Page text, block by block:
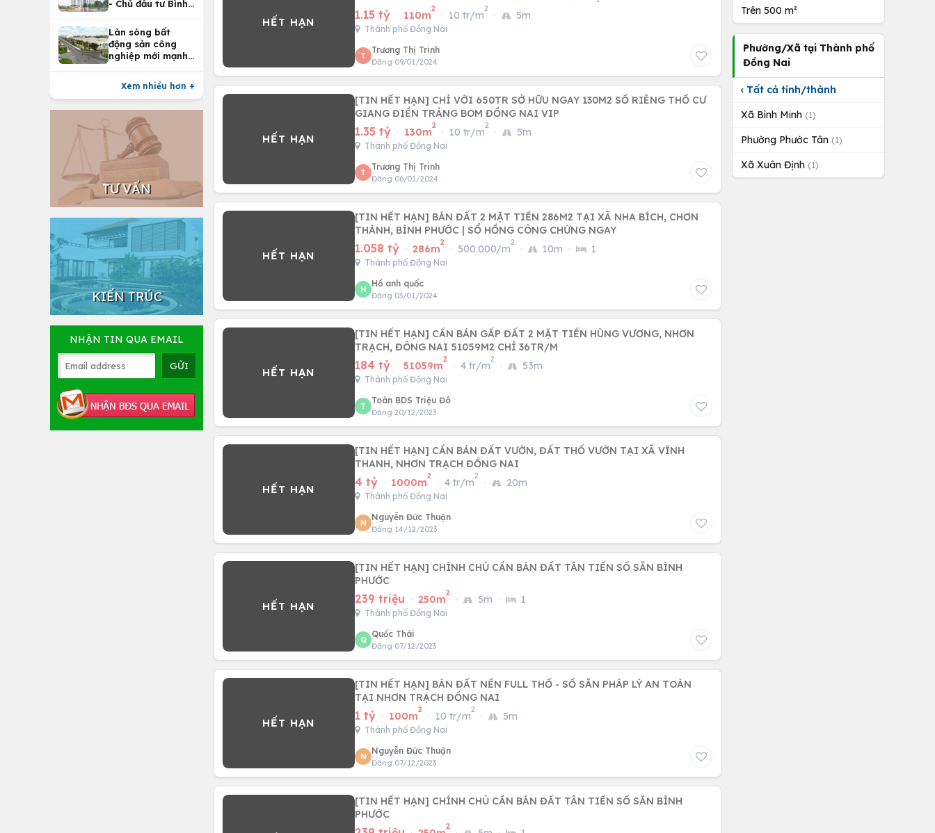
- Chủ đầu tư Bình
Làn sóng bất
động sản công
nghiệp mới mạnh
Xem nhiều hơn +
TƯ VẤN
KIẾN TRÚC
NHẬN TIN QUA EMAIL
1.15 tỷ · 110m
2
· 10 tr/m
2
· 5m
Thành phố Đồng Nai
T
Trương Thị Trinh
Đăng 09/01/2024
[TIN HẾT HẠN] CHỈ VỚI 650TR SỞ HỮU NGAY 130M2 SỔ RIÊNG THỔ CƯ
GIANG ĐIỀN TRẢNG BOM ĐỒNG NAI VIP
1.35 tỷ · 130m
2
· 10 tr/m
2
· 5m
Thành phố Đồng Nai
T
Trương Thị Trinh
Đăng 06/01/2024
[TIN HẾT HẠN] BÁN ĐẤT 2 MẶT TIỀN 286M2 TẠI XÃ NHA BÍCH, CHƠN
THÀNH, BÌNH PHƯỚC | SỔ HỒNG CÔNG CHỨNG NGAY
1.058 tỷ · 286m
2
· 500.000/m
2
· 10m · 1
Thành phố Đồng Nai
H
Hồ anh quốc
Đăng 03/01/2024
[TIN HẾT HẠN] CẦN BÁN GẤP ĐẤT 2 MẶT TIỀN HÙNG VƯƠNG, NHƠN
TRẠCH, ĐÔNG NAI 51059M2 CHỈ 36TR/M
184 tỷ · 51059m
2
· 4 tr/m
2
· 53m
Thành phố Đồng Nai
T
Toàn BDS Triệu Đô
Đăng 20/12/2023
[TIN HẾT HẠN] CẦN BÁN ĐẤT VƯỜN, ĐẤT THỔ VƯỜN TẠI XÃ VĨNH
THANH, NHƠN TRẠCH ĐỒNG NAI
4 tỷ · 1000m
2
· 4 tr/m
2
· 20m
Thành phố Đồng Nai
N
Nguyễn Đức Thuận
Đăng 14/12/2023
[TIN HẾT HẠN] CHÍNH CHỦ CẦN BÁN ĐẤT TÂN TIẾN SỔ SẴN BÌNH
PHƯỚC
239 triệu · 250m
2
· 5m · 1
Thành phố Đồng Nai
Q
Quốc Thái
Đăng 07/12/2023
[TIN HẾT HẠN] BÁN ĐẤT NỀN FULL THỔ - SỔ SẴN PHÁP LÝ AN TOÀN
TẠI NHƠN TRẠCH ĐỒNG NAI
1 tỷ · 100m
2
· 10 tr/m
2
· 5m
Thành phố Đồng Nai
N
Nguyễn Đức Thuận
Đăng 07/12/2023
[TIN HẾT HẠN] CHÍNH CHỦ CẦN BÁN ĐẤT TÂN TIẾN SỔ SẴN BÌNH
PHƯỚC
2
Trên 500 m²
Phường/Xã tại Thành phố
Đồng Nai
‹ Tất cả tỉnh/thành
Xã Bình Minh (1)
Phường Phước Tân (1)
Xã Xuân Định (1)